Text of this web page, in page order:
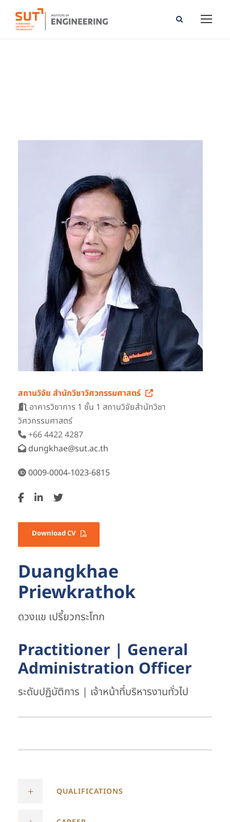
สถานวิจัย สำนักวิชาวิศวกรรมศาสตร์
อาคารวิชาการ 1 ชั้น 1 สถานวิจัยสำนักวิชา
วิศวกรรมศาสตร์
+66 4422 4287
dungkhae@sut.ac.th
0009-0004-1023-6815
Download CV
Duangkhae
Priewkrathok
ดวงแข เปรี้ยวกระโทก
Practitioner | General
Administration Officer
ระดับปฏิบัติการ | เจ้าหน้าที่บริหารงานทั่วไป
QUALIFICATIONS